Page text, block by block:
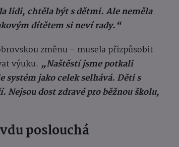
lidi, chtěla být s dětmi. Ale neměla
dítětem si neví rady.“
změnu – musela přizpůsobit
výuku. „Naštěstí jsme potkali
jako celek selhává. Děti s
dost zdravé pro běžnou školu,
poslouchá